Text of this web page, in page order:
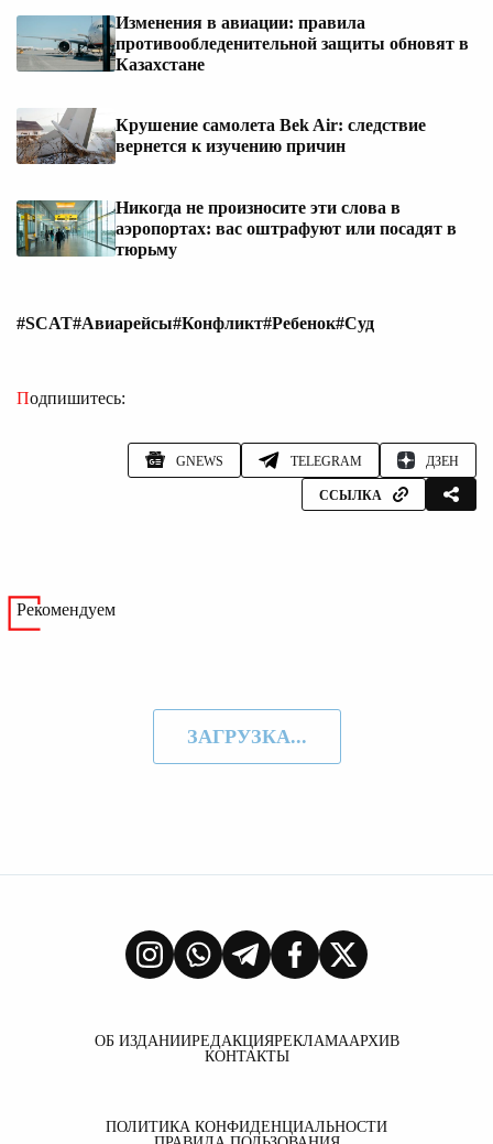
Изменения в авиации: правила
противообледенительной защиты обновят в
Казахстане
Крушение самолета Bek Air: следствие
вернется к изучению причин
Никогда не произносите эти слова в
аэропортах: вас оштрафуют или посадят в
тюрьму
#SCAT#Авиарейсы#Конфликт#Ребенок#Суд
Подпишитесь:
GNEWS TELEGRAM ДЗЕН
ССЫЛКА
Рекомендуем
ЗАГРУЗКА...
ОБ ИЗДАНИИРЕДАКЦИЯРЕКЛАМААРХИВ
КОНТАКТЫ
ПОЛИТИКА КОНФИДЕНЦИАЛЬНОСТИ